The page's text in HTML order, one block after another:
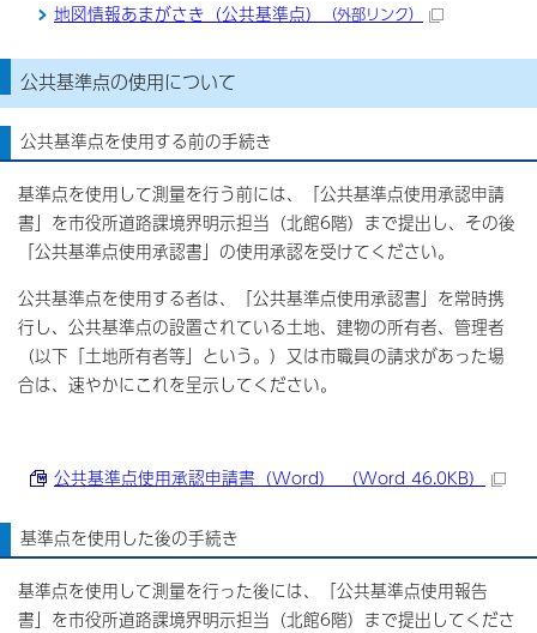
地図情報あまがさき（公共基準点） （外部リンク）
公共基準点の使用について
公共基準点を使用する前の手続き
基準点を使用して測量を行う前には、「公共基準点使用承認申請
書」を市役所道路課境界明示担当（北館6階）まで提出し、その後
「公共基準点使用承認書」の使用承認を受けてください。
公共基準点を使用する者は、「公共基準点使用承認書」を常時携
行し、公共基準点の設置されている土地、建物の所有者、管理者
（以下「土地所有者等」という。）又は市職員の請求があった場
合は、速やかにこれを呈示してください。
公共基準点使用承認申請書（Word） （Word 46.0KB）
基準点を使用した後の手続き
基準点を使用して測量を行った後には、「公共基準点使用報告
書」を市役所道路課境界明示担当（北館6階）まで提出してくださ